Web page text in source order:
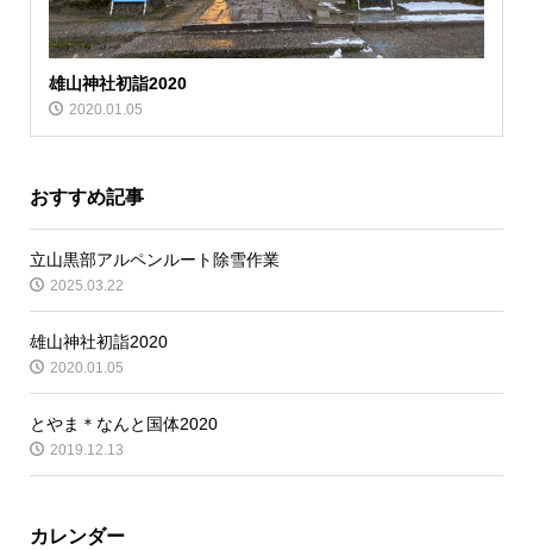
雄山神社初詣2020
2020.01.05
おすすめ記事
立山黒部アルペンルート除雪作業
2025.03.22
雄山神社初詣2020
2020.01.05
とやま＊なんと国体2020
2019.12.13
カレンダー